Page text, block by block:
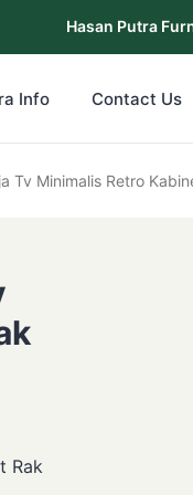
Hasan Putra
Info Contact Us
Tv Kayu Jati Meja Tv Minimalis Retro
Rak